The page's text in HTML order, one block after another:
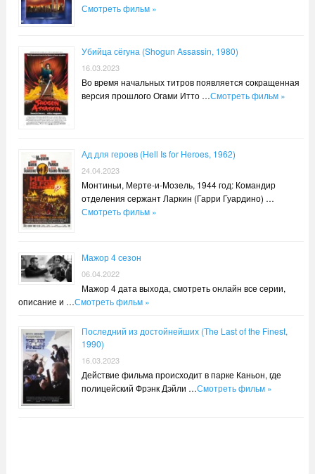
Смотреть фильм »
Убийца сёгуна (Shogun Assassin, 1980)
16.03.2023
Во время начальных титров появляется сокращенная
версия прошлого Огами Итто …Смотреть фильм »
Ад для героев (Hell Is for Heroes, 1962)
24.04.2023
Монтиньи, Мерте-и-Мозель, 1944 год: Командир
отделения сержант Ларкин (Гарри Гуардино) …
Смотреть фильм »
Мажор 4 сезон
06.04.2022
Мажор 4 дата выхода, смотреть онлайн все серии,
описание и …Смотреть фильм »
Последний из достойнейших (The Last of the Finest,
1990)
16.03.2023
Действие фильма происходит в парке Каньон, где
полицейский Фрэнк Дэйли …Смотреть фильм »